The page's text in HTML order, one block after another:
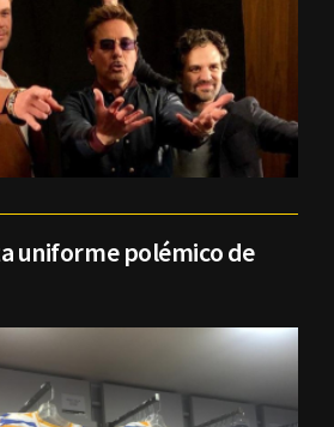
uniforme polémico de